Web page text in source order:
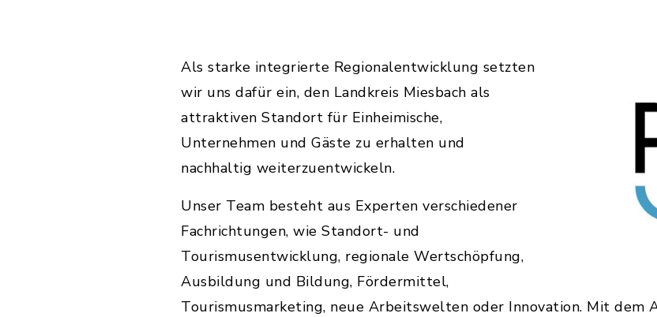
Als starke integrierte Regionalentwicklung setzten
wir uns dafür ein, den Landkreis Miesbach als
attraktiven Standort für Einheimische,
Unternehmen und Gäste zu erhalten und
nachhaltig weiterzuentwickeln.
Unser Team besteht aus Experten verschiedener
Fachrichtungen, wie Standort- und
Tourismusentwicklung, regionale Wertschöpfung,
Ausbildung und Bildung, Fördermittel,
Tourismusmarketing, neue Arbeitswelten oder Innovation. Mit dem